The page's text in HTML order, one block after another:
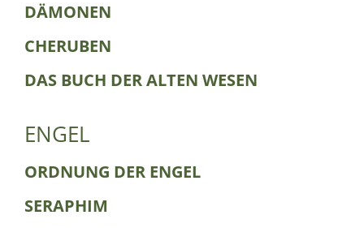
DÄMONEN
CHERUBEN
DAS BUCH DER ALTEN WESEN
ENGEL
ORDNUNG DER ENGEL
SERAPHIM